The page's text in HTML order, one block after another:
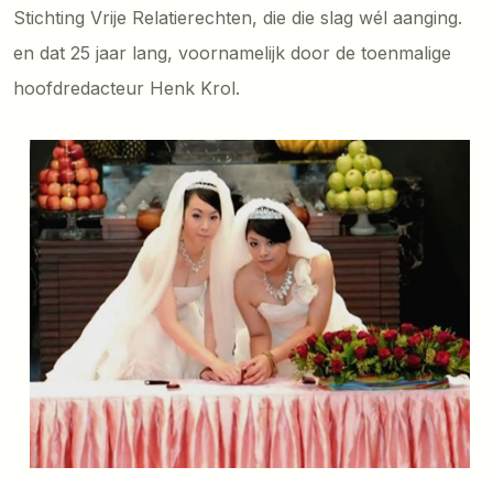
Stichting Vrije Relatierechten, die die slag wél aanging.
en dat 25 jaar lang, voornamelijk door de toenmalige
hoofdredacteur Henk Krol.